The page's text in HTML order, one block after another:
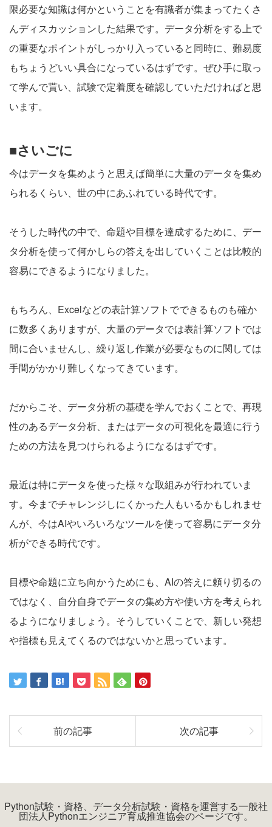
限必要な知識は何かということを有識者が集まってたくさ
んディスカッションした結果です。データ分析をする上で
の重要なポイントがしっかり入っていると同時に、難易度
もちょうどいい具合になっているはずです。ぜひ手に取っ
て学んで貰い、試験で定着度を確認していただければと思
います。
■さいごに
今はデータを集めようと思えば簡単に大量のデータを集め
られるくらい、世の中にあふれている時代です。
そうした時代の中で、命題や目標を達成するために、デー
タ分析を使って何かしらの答えを出していくことは比較的
容易にできるようになりました。
もちろん、Excelなどの表計算ソフトでできるものも確か
に数多くありますが、大量のデータでは表計算ソフトでは
間に合いませんし、繰り返し作業が必要なものに関しては
手間がかかり難しくなってきています。
だからこそ、データ分析の基礎を学んでおくことで、再現
性のあるデータ分析、またはデータの可視化を最適に行う
ための方法を見つけられるようになるはずです。
最近は特にデータを使った様々な取組みが行われていま
す。今までチャレンジしにくかった人もいるかもしれませ
んが、今はAIやいろいろなツールを使って容易にデータ分
析ができる時代です。
目標や命題に立ち向かうためにも、AIの答えに頼り切るの
ではなく、自分自身でデータの集め方や使い方を考えられ
るようになりましょう。そうしていくことで、新しい発想
や指標も見えてくるのではないかと思っています。
前の記事 次の記事
Python試験・資格、データ分析試験・資格を運営する一般社
団法人Pythonエンジニア育成推進協会のページです。